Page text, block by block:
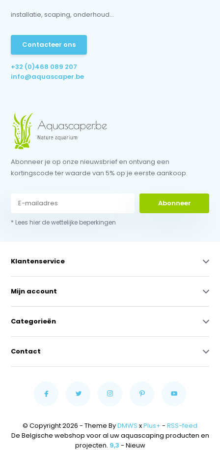
installatie, scaping, onderhoud...
Contacteer ons
+32 (0)468 089 207
info@aquascaper.be
Abonneer je op onze nieuwsbrief en ontvang een
kortingscode ter waarde van 5% op je eerste aankoop.
Abonneer
* Lees hier de wettelijke beperkingen
Klantenservice
Mijn account
Categorieën
Contact
© Copyright 2026 - Theme ByDMWS xPlus+ - RSS-feed
De Belgische webshop voor al uw aquascaping producten en
projecten. 9,3 - Nieuw